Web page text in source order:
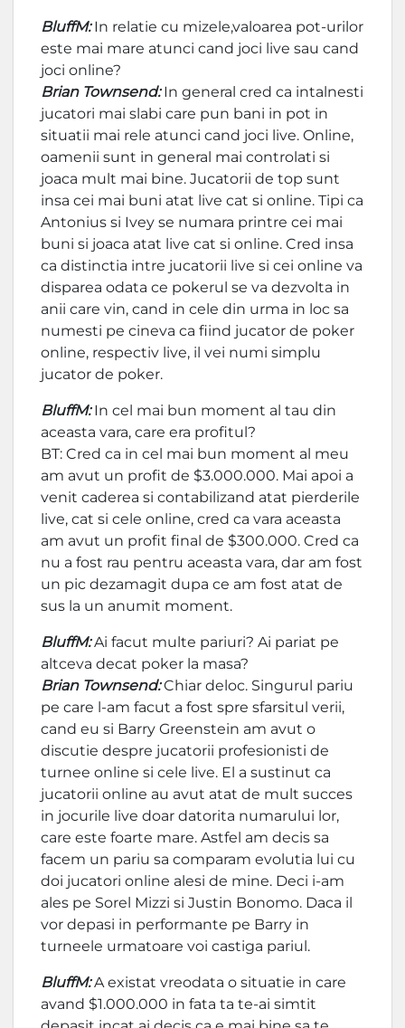
BluffM:In relatie cu mizele,valoarea pot-urilor
este mai mare atunci cand joci live sau cand
joci online?
Brian Townsend:In general cred ca intalnesti
jucatori mai slabi care pun bani in pot in
situatii mai rele atunci cand joci live. Online,
oamenii sunt in general mai controlati si
joaca mult mai bine. Jucatorii de top sunt
insa cei mai buni atat live cat si online. Tipi ca
Antonius si Ivey se numara printre cei mai
buni si joaca atat live cat si online. Cred insa
ca distinctia intre jucatorii live si cei online va
disparea odata ce pokerul se va dezvolta in
anii care vin, cand in cele din urma in loc sa
numesti pe cineva ca fiind jucator de poker
online, respectiv live, il vei numi simplu
jucator de poker.
BluffM:In cel mai bun moment al tau din
aceasta vara, care era profitul?
BT: Cred ca in cel mai bun moment al meu
am avut un profit de $3.000.000. Mai apoi a
venit caderea si contabilizand atat pierderile
live, cat si cele online, cred ca vara aceasta
am avut un profit final de $300.000. Cred ca
nu a fost rau pentru aceasta vara, dar am fost
un pic dezamagit dupa ce am fost atat de
sus la un anumit moment.
BluffM:Ai facut multe pariuri? Ai pariat pe
altceva decat poker la masa?
Brian Townsend:Chiar deloc. Singurul pariu
pe care l-am facut a fost spre sfarsitul verii,
cand eu si Barry Greenstein am avut o
discutie despre jucatorii profesionisti de
turnee online si cele live. El a sustinut ca
jucatorii online au avut atat de mult succes
in jocurile live doar datorita numarului lor,
care este foarte mare. Astfel am decis sa
facem un pariu sa comparam evolutia lui cu
doi jucatori online alesi de mine. Deci i-am
ales pe Sorel Mizzi si Justin Bonomo. Daca il
vor depasi in performante pe Barry in
turneele urmatoare voi castiga pariul.
BluffM:A existat vreodata o situatie in care
avand $1.000.000 in fata ta te-ai simtit